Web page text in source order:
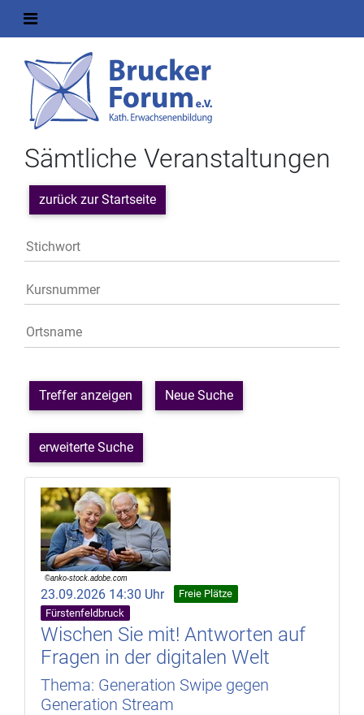
Sämtliche Veranstaltungen
zurück zur Startseite
Treffer anzeigen Neue Suche
erweiterte Suche
23.09.2026 14:30 Uhr
Freie Plätze
Fürstenfeldbruck
Wischen Sie mit! Antworten auf
Fragen in der digitalen Welt
Thema: Generation Swipe gegen
Generation Stream